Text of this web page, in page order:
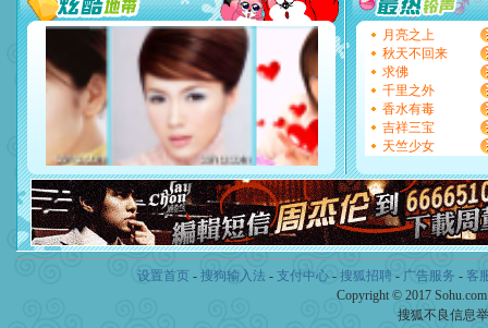
天都要快乐噢!
[圣诞节]奉上一颗祝福的心,
如意,快乐,鲜花,一切美好
[元旦]
看到你我会触电；
断电。爱你是我职业，想
你是我专业！水晶之恋祝你
[元旦]
如果上天让我许三
起；二是再生再世和你在
离。水晶之恋祝你新年快乐
[元旦]当我狠下心扭头离去
泣，这痛楚让我明白我多
卖了。水晶之恋祝你新年快
[春节]风柔雨润好月圆，半
颜！冬去春来似水如烟，
道一声平安！新年吉祥万事
[春节]传说薰衣草有四片叶
片叶子是希望，第三片叶
送你一棵薰衣草，愿你新年
月亮之上
秋天不回来
求佛
千里之外
香水有毒
吉祥三宝
天竺少女
设置首页 - 搜狗输入法 - 支付中心- 搜狐招聘- 广告服务 - 客
Copyright © 2017
搜狐不良信息